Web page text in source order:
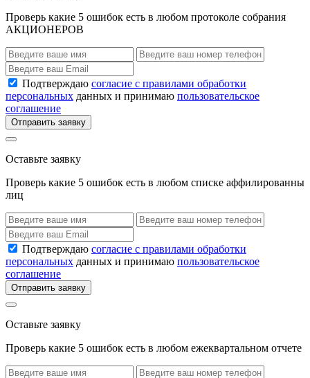
Проверь какие 5 ошибок есть в любом протоколе собрания
АКЦИОНЕРОВ
Подтверждаю согласие с правилами обработки
персональных данных и принимаю пользовательское
соглашение
Отправить заявку
Оставьте заявку
Проверь какие 5 ошибок есть в любом списке аффилированны
лиц
Подтверждаю согласие с правилами обработки
персональных данных и принимаю пользовательское
соглашение
Отправить заявку
Оставьте заявку
Проверь какие 5 ошибок есть в любом ежеквартальном отчете